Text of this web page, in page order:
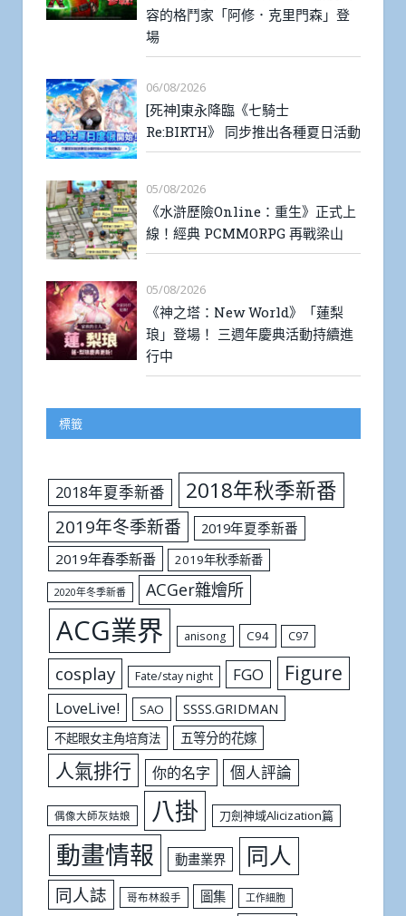
容的格鬥家「阿修．克里門森」登
場
06/08/2026
[死神]東永降臨《七騎士
Re:BIRTH》 同步推出各種夏日活動
05/08/2026
《水滸歷險Online：重生》正式上
線！經典 PCMMORPG 再戰梁山
05/08/2026
《神之塔：New World》「蓮梨
琅」登場！ 三週年慶典活動持續進
行中
標籤
2018年夏季新番 2018年秋季新番
2019年冬季新番
2019年夏季新番
2019年春季新番
2019年秋季新番
2020年冬季新番 ACGer雜燴所
ACG業界 anisong C94 C97
cosplay Fate/stay night FGO Figure
LoveLive! SAO SSSS.GRIDMAN
不起眼女主角培育法 五等分的花嫁
人氣排行 你的名字 個人評論
偶像大師灰姑娘 八掛 刀劍神域Alicization篇
動畫情報 動畫業界 同人
同人誌 哥布林殺手 圖集 工作細胞